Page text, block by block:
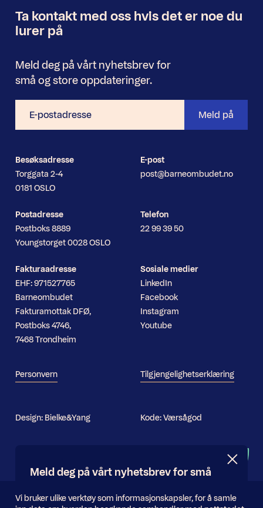
Nyhetsbrev
Ta kontakt med oss hvis det er noe du
lurer på
Meld deg på vårt nyhetsbrev for
små og store oppdateringer.
postadresse
Meld på
Besøksadresse
Torggata 2-4
0181 OSLO
Postadresse
Postboks 8889
Youngstorget 0028 OSLO
Fakturaadresse
EHF: 971527765
Barneombudet
Fakturamottak DFØ,
Postboks 4746,
7468 Trondheim
Personvern
E-post
post@barneombudet.no
Telefon
22 99 39 50
Sosiale medier
LinkedIn
Facebook
Instagram
Youtube
Tilgjengelighetserklæring
Design: Bielke&Yang Kode:Værsågod
Informasjonskapsler
Vi bruker ulike verktøy som informasjonskapsler, for å samle
Meld deg på vårt nyhetsbrev for små